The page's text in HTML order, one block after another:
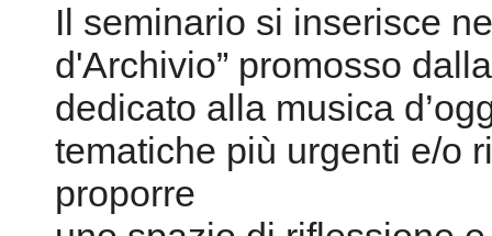
Il seminario si inserisce
d'Archivio” promosso
dedicato alla musica
tematiche più urgenti e/o
proporre